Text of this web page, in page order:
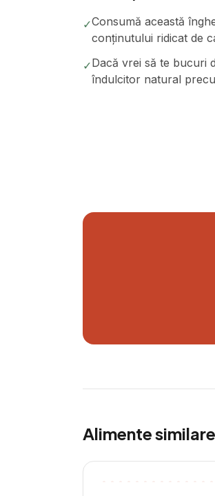
✓Consumă această
conținutului ridicat de
✓Dacă vrei să te bucuri
îndulcitor natural
Alimente